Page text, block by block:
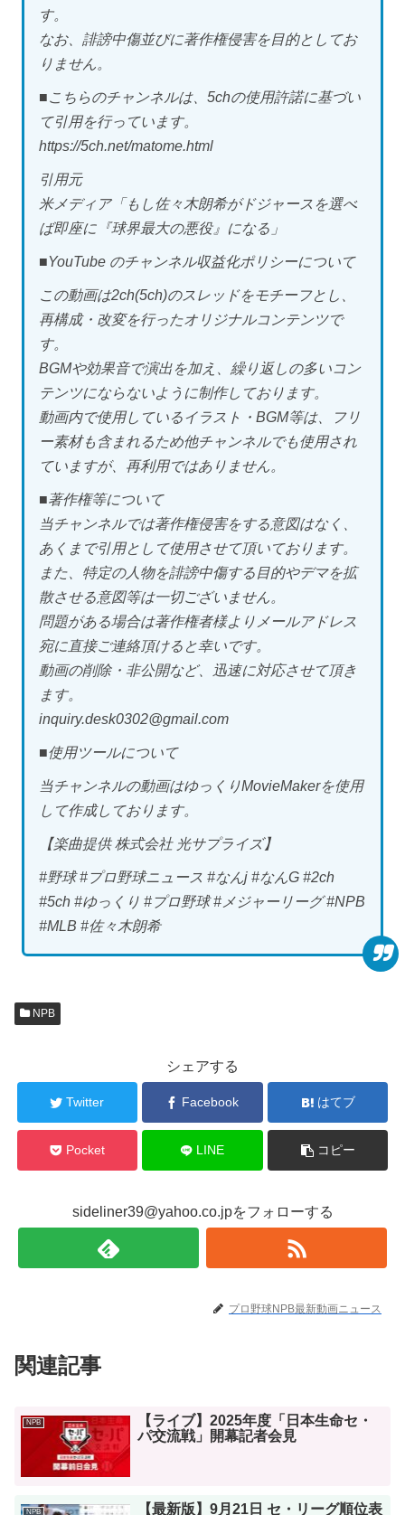
す。
なお、誹謗中傷並びに著作権侵害を目的としてお
りません。
■こちらのチャンネルは、5chの使用許諾に基づい
て引用を行っています。
https://5ch.net/matome.html
引用元
米メディア「もし佐々木朗希がドジャースを選べ
ば即座に『球界最大の悪役』になる」
■YouTube のチャンネル収益化ポリシーについて
この動画は2ch(5ch)のスレッドをモチーフとし、
再構成・改変を行ったオリジナルコンテンツで
す。
BGMや効果音で演出を加え、繰り返しの多いコン
テンツにならないように制作しております。
動画内で使用しているイラスト・BGM等は、フリ
ー素材も含まれるため他チャンネルでも使用され
ていますが、再利用ではありません。
■著作権等について
当チャンネルでは著作権侵害をする意図はなく、
あくまで引用として使用させて頂いております。
また、特定の人物を誹謗中傷する目的やデマを拡
散させる意図等は一切ございません。
問題がある場合は著作権者様よりメールアドレス
宛に直接ご連絡頂けると幸いです。
動画の削除・非公開など、迅速に対応させて頂き
ます。
inquiry.desk0302@gmail.com
■使用ツールについて
当チャンネルの動画はゆっくりMovieMakerを使用
して作成しております。
【楽曲提供 株式会社 光サプライズ】
#野球 #プロ野球ニュース #なんj #なんG #2ch
#5ch #ゆっくり #プロ野球 #メジャーリーグ #NPB
#MLB #佐々木朗希
NPB
シェアする
Twitter Facebook はてブ
Pocket LINE コピー
sideliner39@yahoo.co.jpをフォローする
プロ野球NPB最新動画ニュース
関連記事
NPB
【ライブ】2025年度「日本生命セ・
パ交流戦」開幕記者会見
NPB 【最新版】9月21日 セ・リーグ順位表